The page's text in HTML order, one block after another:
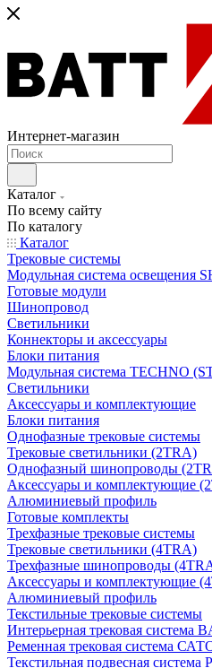
Интернет-магазин
Каталог
По всему сайту
По каталогу
Каталог
Трековые системы
Модульная система освещения
Готовые модули
Шинопровод
Светильники
Коннекторы и аксессуары
Блоки питания
Модульная система TECHNO
Светильники
Аксессуары и комплектующие
Блоки питания
Однофазные трековые системы
Трековые светильники (2TRA)
Однофазный шинопроводы
Аксессуары и комплектующие
Алюминиевый профиль
Готовые комплекты
Трехфазные трековые системы
Трековые светильники (4TRA)
Трехфазные шинопроводы
Аксессуары и комплектующие
Алюминиевый профиль
Текстильные трековые системы
Интерьерная трековая система
Ременная трековая система
Текстильная подвесная